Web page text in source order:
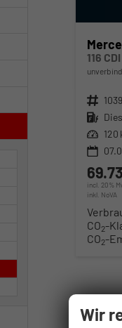
116
Fahrzeugnr.
Kraftstoff
Leistung 120
incl. 20%
inkl. NoVA
CO2-
CO2-
Wir